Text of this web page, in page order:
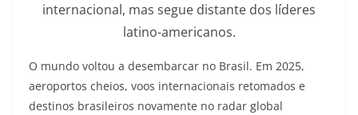
internacional, mas segue distante dos líderes
latino-americanos.
O mundo voltou a desembarcar no Brasil. Em 2025,
aeroportos cheios, voos internacionais retomados e
destinos brasileiros novamente no radar global